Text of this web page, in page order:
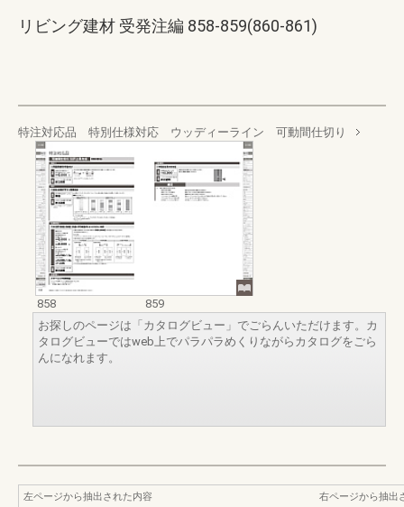
リビング建材 受発注編 858-859(860-861)
特注対応品 特別仕様対応 ウッディーライン 可動間仕切り
858
859
お探しのページは「カタログビュー」でごらんいただけます。カ
タログビューではweb上でパラパラめくりながらカタログをごら
んになれます。
左ページから抽出された内容
右ページから抽出